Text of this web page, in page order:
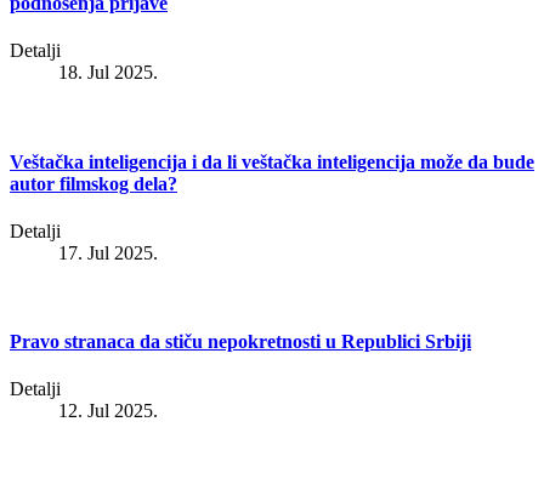
Detalji
18. Jul 2025.
Veštačka inteligencija i da li veštačka inteligencija može da bude
autor filmskog dela?
Detalji
17. Jul 2025.
Pravo stranaca da stiču nepokretnosti u Republici Srbiji
Detalji
12. Jul 2025.